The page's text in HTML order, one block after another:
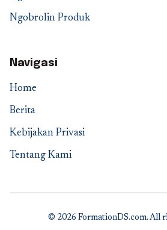
Ngobrolin Produk
Navigasi
Home
Berita
Kebijakan Privasi
Tentang Kami
© 2026 FormationDS.com. All